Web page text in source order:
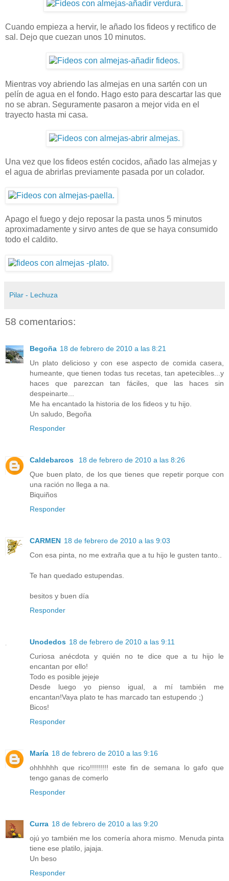
Cuando empieza a hervir, le añado los fideos y rectifico de
sal. Dejo que cuezan unos 10 minutos.
Mientras voy abriendo las almejas en una sartén con un
pelín de agua en el fondo. Hago esto para descartar las que
no se abran. Seguramente pasaron a mejor vida en el
trayecto hasta mi casa.
Una vez que los fideos estén cocidos, añado las almejas y
el agua de abrirlas previamente pasada por un colador.
Apago el fuego y dejo reposar la pasta unos 5 minutos
aproximadamente y sirvo antes de que se haya consumido
todo el caldito.
Pilar - Lechuza
58 comentarios:
Begoña 18 de febrero de 2010 a las 8:21
Un plato delicioso y con ese aspecto de comida casera,
humeante, que tienen todas tus recetas, tan apetecibles...y
haces que parezcan tan fáciles, que las haces sin
despeinarte...
Me ha encantado la historia de los fideos y tu hijo.
Un saludo, Begoña
Responder
Caldebarcos
18 de febrero de 2010 a las 8:26
Que buen plato, de los que tienes que repetir porque con
una ración no llega a na.
Biquiños
Responder
CARMEN 18 de febrero de 2010 a las 9:03
Con esa pinta, no me extraña que a tu hijo le gusten tanto..
Te han quedado estupendas.
besitos y buen día
Responder
Unodedos 18 de febrero de 2010 a las 9:11
Curiosa anécdota y quién no te dice que a tu hijo le
encantan por ello!
Todo es posible jejeje
Desde luego yo pienso igual, a mí también me
encantan!Vaya plato te has marcado tan estupendo ;)
Bicos!
Responder
María 18 de febrero de 2010 a las 9:16
ohhhhhh que rico!!!!!!!!! este fin de semana lo gafo que
tengo ganas de comerlo
Responder
Curra 18 de febrero de 2010 a las 9:20
ojú yo también me los comería ahora mismo. Menuda pinta
tiene ese platilo, jajaja.
Un beso
Responder